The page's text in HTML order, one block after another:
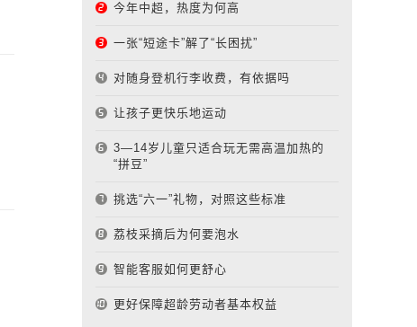
今年中超，热度为何高
一张“短途卡”解了“长困扰”
对随身登机行李收费，有依据吗
让孩子更快乐地运动
3—14岁儿童只适合玩无需高温加热的
“拼豆”
挑选“六一”礼物，对照这些标准
荔枝采摘后为何要泡水
智能客服如何更舒心
更好保障超龄劳动者基本权益